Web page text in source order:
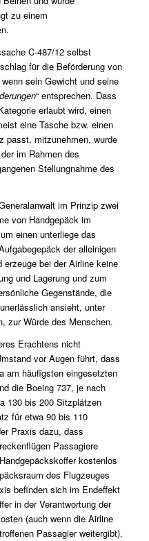
zu einem
C‑487/12 selbst
für die Beförderung von
sein Gewicht und seine
“ entsprechen. Dass
erlaubt wird, einen
eine Tasche bzw. einen
passt, mitzunehmen, wurde
im Rahmen des
Stellungnahme des
im Prinzip zwei
von Handgepäck im
einen unterliege das
der alleinigen
bei der Airline keine
und Lagerung und zum
Gegenstände, die
ansieht, unter
zur Würde des Menschen.
Erachtens nicht
vor Augen führt, dass
am häufigsten eingesetzten
die Boeing 737, je nach
130 bis 200 Sitzplätzen
für etwa 90 bis 110
Praxis dazu, dass
Passagiere
kostenlos
des Flugzeuges
befinden sich im Endeffekt
in der Verantwortung der
(auch wenn die Airline
Passagier weitergibt).